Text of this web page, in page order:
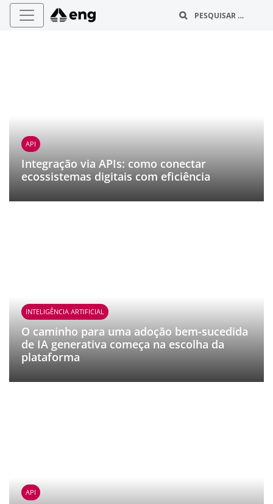
API
Integração via APIs: como conectar
ecossistemas digitais com eficiência
INTELIGÊNCIA ARTIFICIAL
O caminho para uma adoção bem-sucedida
de IA generativa começa na escolha da
plataforma
API